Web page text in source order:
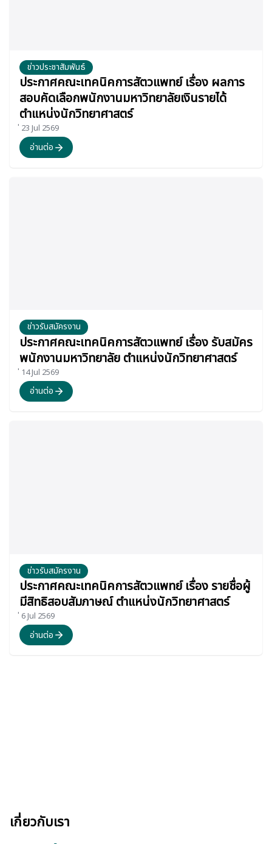
ข่าวประชาสัมพันธ์
ประกาศคณะเทคนิคการสัตวแพทย์ เรื่อง ผลการ
สอบคัดเลือกพนักงานมหาวิทยาลัยเงินรายได้
ตำแหน่งนักวิทยาศาสตร์
่ 23 Jul 2569
อ่านต่อ
ข่าวรับสมัครงาน
ประกาศคณะเทคนิคการสัตวแพทย์ เรื่อง รับสมัคร
พนักงานมหาวิทยาลัย ตำแหน่งนักวิทยาศาสตร์
่ 14 Jul 2569
อ่านต่อ
ข่าวรับสมัครงาน
ประกาศคณะเทคนิคการสัตวแพทย์ เรื่อง รายชื่อผู้
มีสิทธิสอบสัมภาษณ์ ตำแหน่งนักวิทยาศาสตร์
่ 6 Jul 2569
อ่านต่อ
เกี่ยวกับเรา